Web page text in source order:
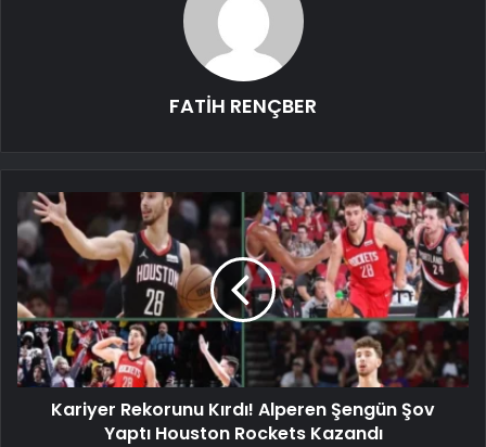
FATİH RENÇBER
Kariyer Rekorunu Kırdı! Alperen Şengün Şov
Yaptı Houston Rockets Kazandı